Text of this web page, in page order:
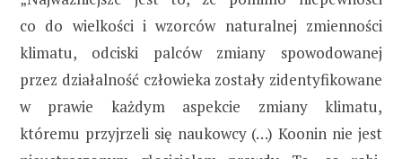
co do wielkości i wzorców naturalnej zmienności
klimatu, odciski palców zmiany spowodowanej
przez działalność człowieka zostały zidentyfikowane
w prawie każdym aspekcie zmiany klimatu,
któremu przyjrzeli się naukowcy (…) Koonin nie jest